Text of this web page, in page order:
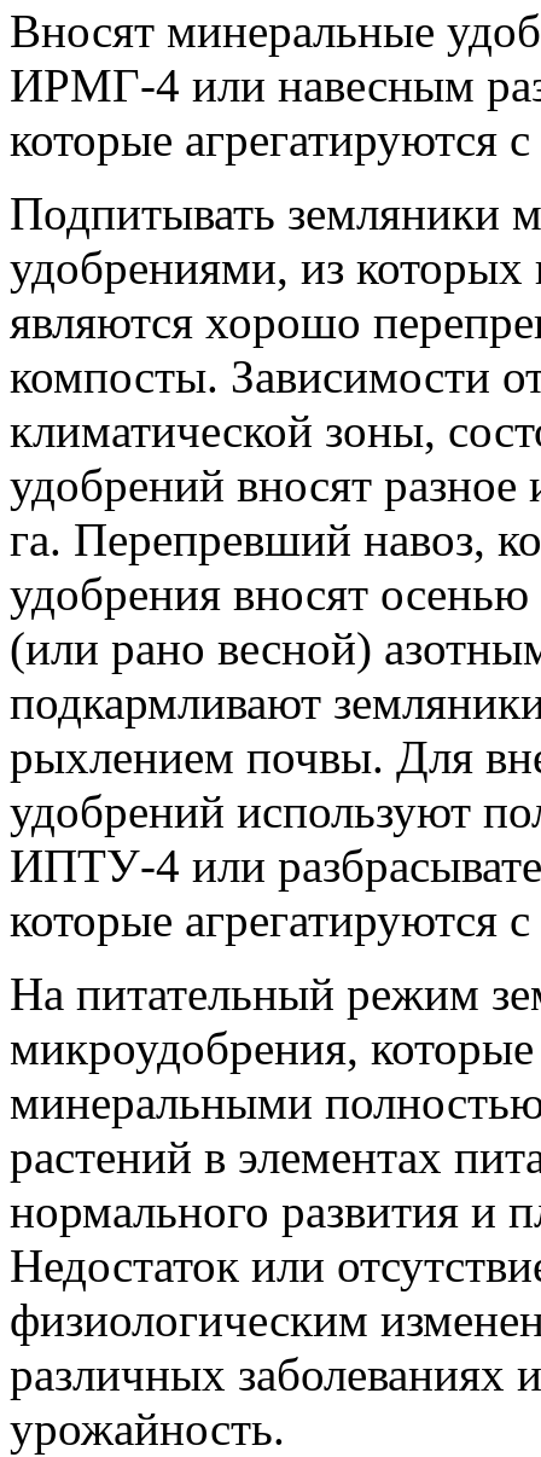
Вносят минеральные
ИРМГ-4 или навесным
которые агрегатируются
Подпитывать земляники
удобрениями, из
являются хорошо
компосты. Зависимости
климатической зоны,
удобрений вносят
га. Перепревший навоз,
удобрения вносят
(или рано весной)
подкармливают
рыхлением почвы. Для
удобрений используют
ИПТУ-4 или
которые агрегатируются
На питательный режим
микроудобрения,
минеральными
растений в элементах
нормального развития и
Недостаток или
физиологическим
различных заболеваниях
урожайность.